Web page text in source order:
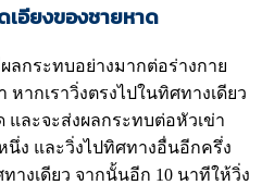
เอียงของชายหาด
ลกระทบอย่างมากต่อร่างกาย
ากเราวิ่งตรงไปในทิศทางเดียว
ละจะส่งผลกระทบต่อหัวเข่า
นึ่ง และวิ่งไปทิศทางอื่นอีกครึ่ง
างเดียว จากนั้นอีก 10 นาทีให้วิ่ง